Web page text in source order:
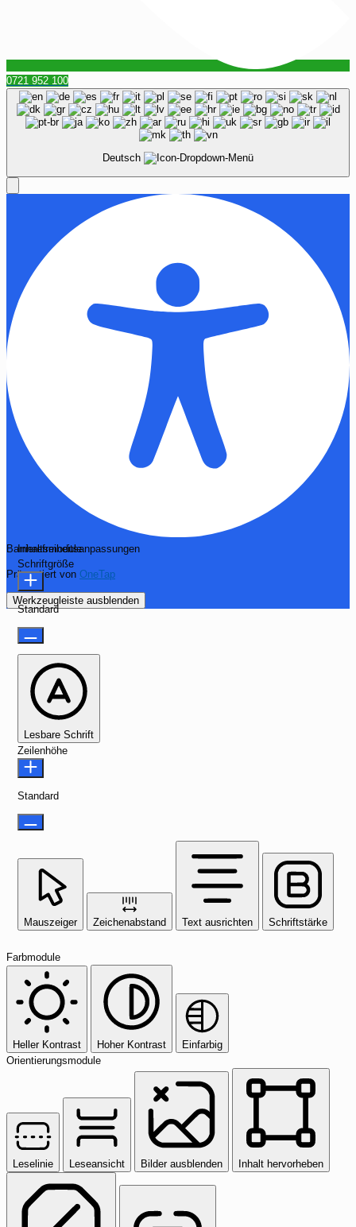
0721 952 100
Deutsch
Barrierefreiheitsanpassungen
Präsentiert von OneTap
Werkzeugleiste ausblenden
Inhaltsmodule
Schriftgröße
Standard
Lesbare Schrift
Zeilenhöhe
Standard
Mauszeiger Zeichenabstand Text ausrichten Schriftstärke
Farbmodule
Heller Kontrast Hoher Kontrast
Einfarbig
Orientierungsmodule
Leselinie Leseansicht Bilder ausblenden Inhalt hervorheben